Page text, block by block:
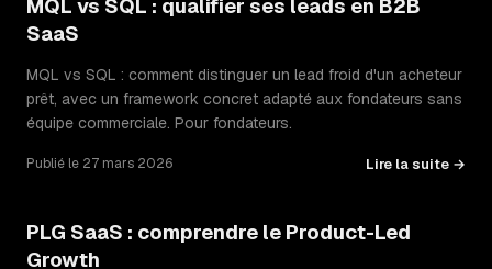
MQL vs SQL : qualifier ses leads en B2B
SaaS
MQL vs SQL : comment distinguer un lead froid d'un acheteur
prêt, avec un framework concret adapté aux fondateurs sans
équipe commerciale. Pour fondateurs.
Publié le 27 mars 2026 Lire la suite →
PLG SaaS : comprendre le Product-Led
Growth